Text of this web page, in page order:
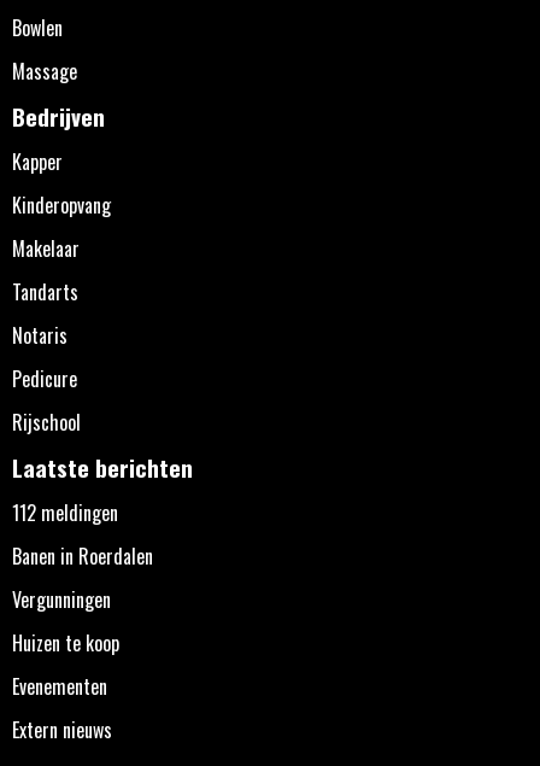
Bowlen
Massage
Bedrijven
Kapper
Kinderopvang
Makelaar
Tandarts
Notaris
Pedicure
Rijschool
Laatste berichten
112 meldingen
Banen in Roerdalen
Vergunningen
Huizen te koop
Evenementen
Extern nieuws